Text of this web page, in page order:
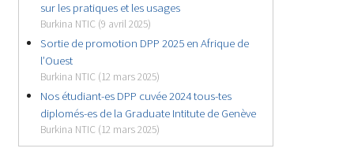
sur les pratiques et les usages
Burkina NTIC (9 avril 2025)
Sortie de promotion DPP 2025 en Afrique de
l’Ouest
Burkina NTIC (12 mars 2025)
Nos étudiant-es DPP cuvée 2024 tous-tes
diplomés-es de la Graduate Intitute de Genève
Burkina NTIC (12 mars 2025)